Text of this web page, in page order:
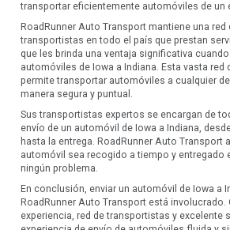
transportar eficientemente automóviles de un
RoadRunner Auto Transport mantiene una red
transportistas en todo el país que prestan
que les brinda una ventaja significativa
automóviles de Iowa a Indiana. Esta vasta red
permite transportar automóviles a cualquier
manera segura y puntual.
Sus transportistas expertos se encargan de
envío de un automóvil de Iowa a Indiana,
hasta la entrega. RoadRunner Auto Transport
automóvil sea recogido a tiempo y entregado
ningún problema.
En conclusión, enviar un automóvil de Iowa a
RoadRunner Auto Transport está involucrado.
experiencia, red de transportistas y excelente